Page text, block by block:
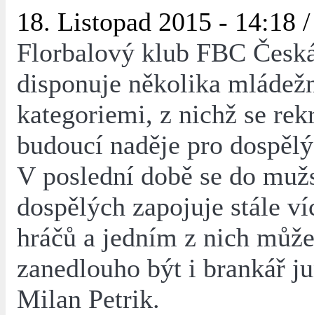
18. Listopad 2015 - 14:18
Florbalový klub FBC
disponuje několika
kategoriemi, z nichž se
budoucí naděje pro
V poslední době se do
dospělých zapojuje stále
hráčů a jedním z nich může
zanedlouho být i brankář
Milan Petrik.